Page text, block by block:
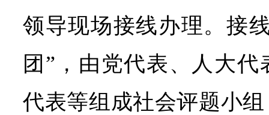
领导现场接线办理。接
团”，由党代表、人大
代表等组成社会评题小